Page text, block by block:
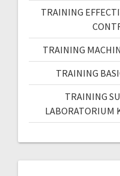
TRAINING
TRAINING
TRAINING
TRAINING
LABORATORIUM